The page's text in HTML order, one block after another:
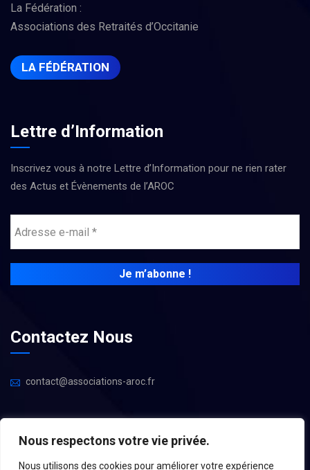
Nous respectons votre vie privée.
Nous utilisons des cookies pour améliorer votre expérience
La Fédération :
Associations des Retraités d’Occitanie
LA FÉDÉRATION
Lettre d’Information
Inscrivez vous à notre Lettre d’Information pour ne rien rater
des Actus et Évènements de l’AROC
Contactez Nous
contact@associations-aroc.fr